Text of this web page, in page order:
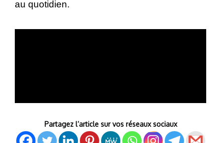
au quotidien.
Partagez l’article sur vos réseaux sociaux